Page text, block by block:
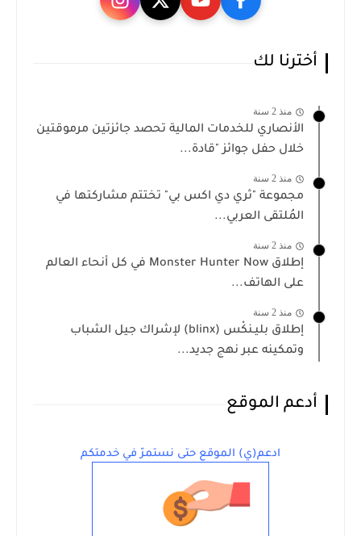
أخترنا لك
منذ 2 سنة
الأنصاري للخدمات المالية تحصد جائزتين مرموقتين
خلال حفل جوائز "قادة...
منذ 2 سنة
مجموعة "ثري دي اكس بي" تختتم مشاركتها في
المُلتقى العربي...
منذ 2 سنة
إطلاق Monster Hunter Now في كل أنحاء العالم
على الهاتف...
منذ 2 سنة
إطلاق بليـنكْس (blinx) لإشراك جيل الشباب
وتمكينه عبر نهج جديد...
أدعم الموقع
ادعم(ي) الموقع حتى نستمرّ في خدمتكم